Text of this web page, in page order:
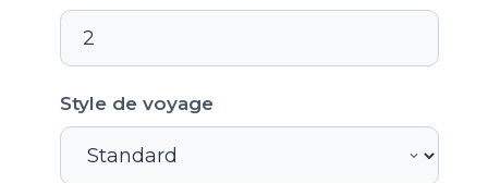
Style de voyage